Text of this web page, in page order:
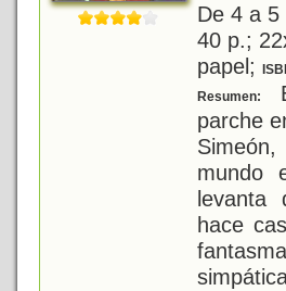
De 4 a
40 p.;
papel;
Resumen:
parche
mundo
levanta
hace